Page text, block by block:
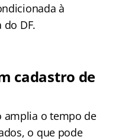
à
DF.
cadastro de
amplia o tempo de
o que pode